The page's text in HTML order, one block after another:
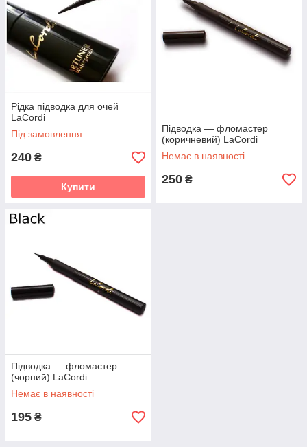
Рідка підводка для очей
LaCordi
Під замовлення
240 ₴
Купити
Підводка — фломастер
(коричневий) LaCordi
Немає в наявності
250 ₴
Підводка — фломастер
(чорний) LaCordi
Немає в наявності
195 ₴